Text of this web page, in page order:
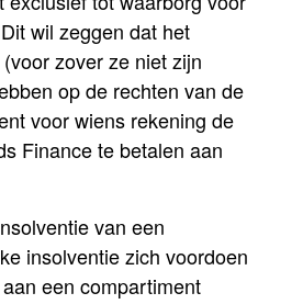
wil zeggen dat het
zover ze niet zijn
op de rechten van de
voor wiens rekening de
Finance te betalen aan
van een
insolventie zich voordoen
een compartiment